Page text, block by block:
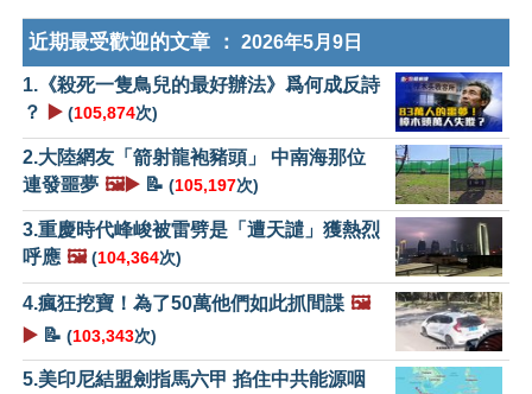
近期最受歡迎的文章 ： 2026年5月9日
1.《殺死一隻鳥兒的最好辦法》爲何成反詩
？
▶️ (105,874次)
2.大陸網友「箭射龍袍豬頭」 中南海那位
連發噩夢 🖼️▶️ 📝 (105,197次)
3.重慶時代峰峻被雷劈是「遭天譴」獲熱烈
呼應 🖼️ (104,364次)
4.瘋狂挖寶！為了50萬他們如此抓間諜 🖼️
▶️ 📝 (103,343次)
5.美印尼結盟劍指馬六甲 掐住中共能源咽